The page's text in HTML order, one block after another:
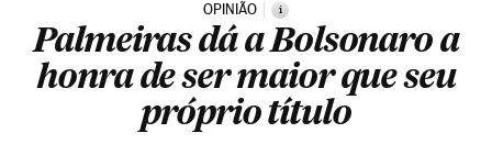
OPINIÃO i
Palmeiras dá a Bolsonaro a
honra de ser maior que seu
próprio título